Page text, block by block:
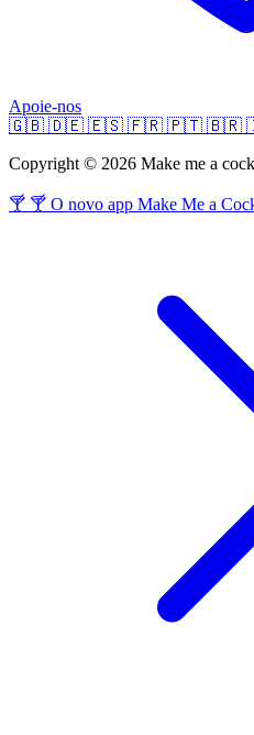
Apoie-nos
🇬🇧 🇩🇪 🇪🇸 🇫🇷 🇵🇹 🇧🇷
Copyright © 2026 Make me a
🍸 🍸 O novo app Make Me a